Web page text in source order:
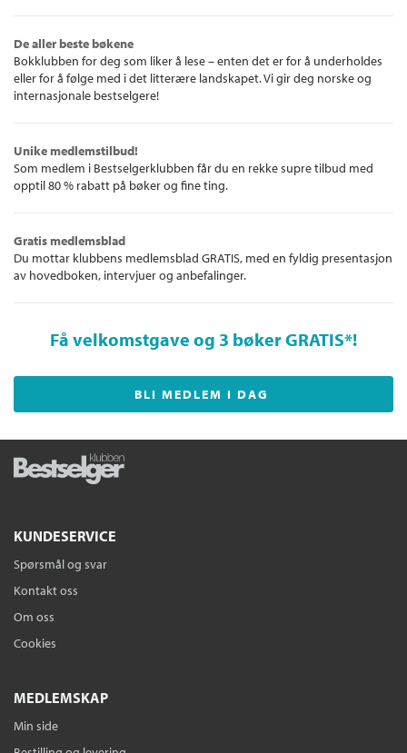
De aller beste bøkene
Bokklubben for deg som liker å lese – enten det er for å underholdes
eller for å følge med i det litterære landskapet. Vi gir deg norske og
internasjonale bestselgere!
Unike medlemstilbud!
Som medlem i Bestselgerklubben får du en rekke supre tilbud med
opptil 80 % rabatt på bøker og fine ting.
Gratis medlemsblad
Du mottar klubbens medlemsblad GRATIS, med en fyldig presentasjon
av hovedboken, intervjuer og anbefalinger.
Få velkomstgave og 3 bøker GRATIS*!
BLI MEDLEM I DAG
KUNDESERVICE
Spørsmål og svar
Kontakt oss
Om oss
Cookies
MEDLEMSKAP
Min side